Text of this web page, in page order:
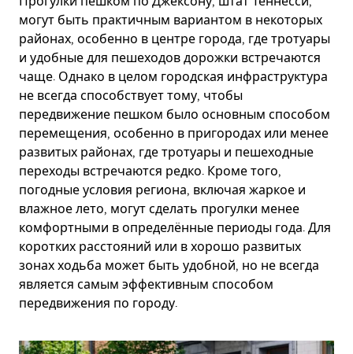
могут быть практичным вариантом в некоторых
районах, особенно в центре города, где тротуары
и удобные для пешеходов дорожки встречаются
чаще. Однако в целом городская инфраструктура
не всегда способствует тому, чтобы
передвижение пешком было основным способом
перемещения, особенно в пригородах или менее
развитых районах, где тротуары и пешеходные
переходы встречаются редко. Кроме того,
погодные условия региона, включая жаркое и
влажное лето, могут сделать прогулки менее
комфортными в определённые периоды года. Для
коротких расстояний или в хорошо развитых
зонах ходьба может быть удобной, но не всегда
является самым эффективным способом
передвижения по городу.